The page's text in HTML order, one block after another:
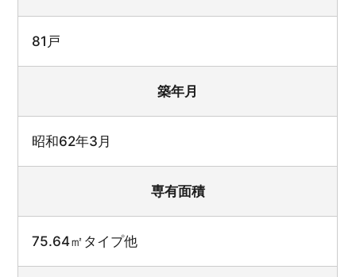
81戸
築年月
昭和62年3月
専有面積
75.64㎡タイプ他